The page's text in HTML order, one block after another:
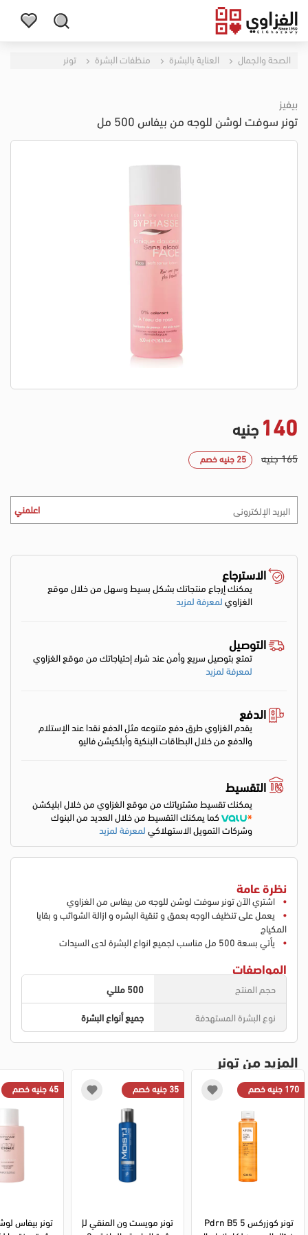
الصحة والجمال العناية بالبشرة منظفات البشرة تونر
بيفيز
تونر سوفت لوشن للوجه من بيفاس 500 مل
140 جنيه
165 جنيه 25 جنيه خصم
اعلمني
الاسترجاع
يمكنك إرجاع منتجاتك بشكل بسيط وسهل من خلال موقع
الغزاويلمعرفة لمزيد
التوصيل
تمتع بتوصيل سريع وأمن عند شراء إحتياجاتك من موقع الغزاوي
لمعرفة لمزيد
الدفع
يقدم الغزاوي طرق دفع متنوعه مثل الدفع نقدا عند الإستلام
والدفع من خلال البطاقات البنكية وأبلكيشن فاليو
التقسيط
يمكنك تقسيط مشترياتك من موقع الغزاوي من خلال ابليكشن
كما يمكنك التقسيط من خلال العديد من البنوك
وشركات التمويل الاستهلاكيلمعرفة لمزيد
نظرة عامة
اشتري الآن تونر سوفت لوشن للوجه من بيفاس من الغزاوي
يعمل على تنظيف الوجه بعمق و تنقية البشره و ازالة الشوائب و بقايا
المكياج
يأتي بسعة 500 مل مناسب لجميع انواع البشرة لدى السيدات
المواصفات
حجم المنتج
500 مللي
نوع البشرة المستهدفة
جميع أنواع البشرة
المزيد من تونر
170 جنيه خصم 35 جنيه خصم
تونر مويست ون المنقي لل
45 جنيه خصم
تونر بيفاس